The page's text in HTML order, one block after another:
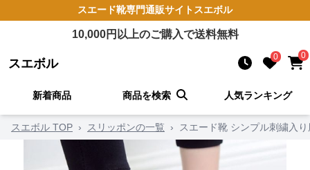
スエード靴専門通販サイト スエボル
10,000円以上のご購入で送料無料
スエボル 0 0
新着商品 商品を検索 人気ランキング
スエボル TOP › スリッポンの一覧 › スエード靴 シンプル刺繍入